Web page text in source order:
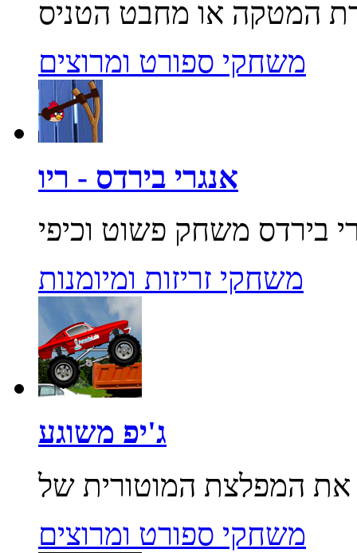
משחקי ספורט ומרוצים
אנגרי בירדס - ריו
משחקי זריזות ומיומנות
ג'יפ משוגע
משחקי ספורט ומרוצים